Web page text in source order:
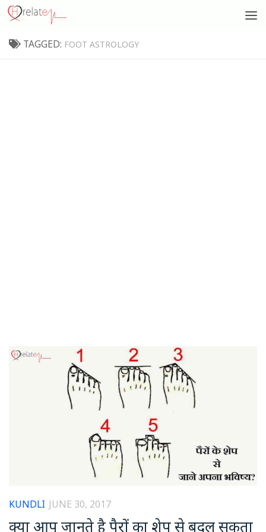
TAGGED: FOOT ASTROLOGY
KUNDLI JUNE 30, 2017
क्या आप जानते है पैरों का शेप से बदल सकता